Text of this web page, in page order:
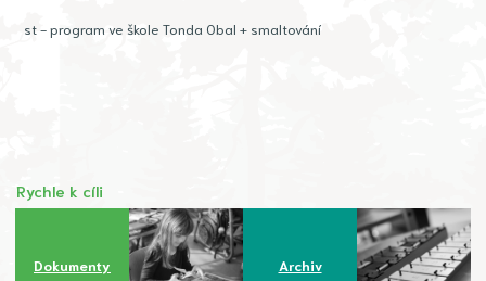
st - program ve škole Tonda Obal + smaltování
Rychle k cíli
Dokumenty Archiv